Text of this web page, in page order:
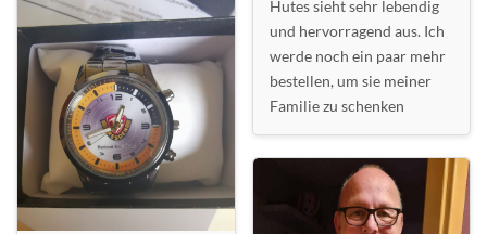
Hutes sieht sehr lebendig
und hervorragend aus. Ich
werde noch ein paar mehr
bestellen, um sie meiner
Familie zu schenken